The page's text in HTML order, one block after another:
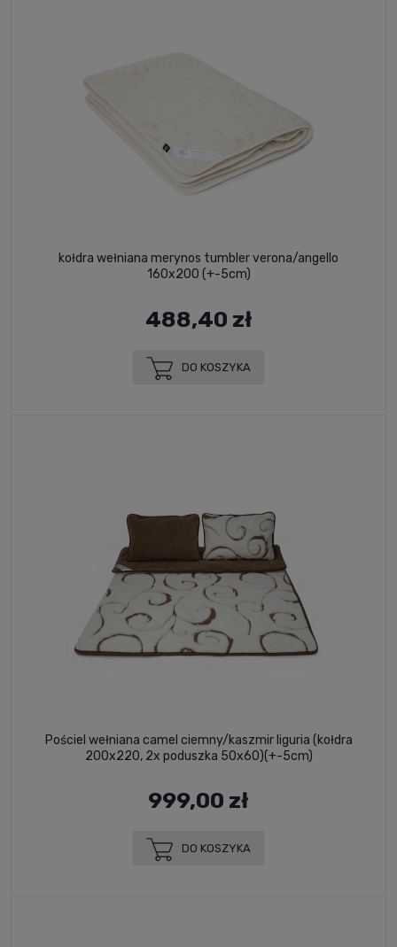
kołdra wełniana merynos tumbler verona/angello
160x200 (+-5cm)
488,40 zł
DO KOSZYKA
Pościel wełniana camel ciemny/kaszmir liguria (kołdra
200x220, 2x poduszka 50x60)(+-5cm)
999,00 zł
DO KOSZYKA